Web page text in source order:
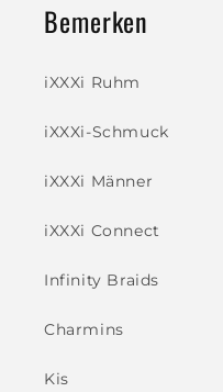
Bemerken
iXXXi Ruhm
iXXXi-Schmuck
iXXXi Männer
iXXXi Connect
Infinity Braids
Charmins
Kis